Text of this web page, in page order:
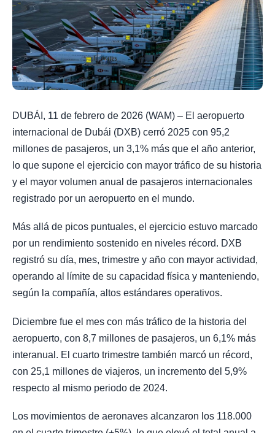
DUBÁI, 11 de febrero de 2026 (WAM) – El aeropuerto
internacional de Dubái (DXB) cerró 2025 con 95,2
millones de pasajeros, un 3,1% más que el año anterior,
lo que supone el ejercicio con mayor tráfico de su historia
y el mayor volumen anual de pasajeros internacionales
registrado por un aeropuerto en el mundo.
Más allá de picos puntuales, el ejercicio estuvo marcado
por un rendimiento sostenido en niveles récord. DXB
registró su día, mes, trimestre y año con mayor actividad,
operando al límite de su capacidad física y manteniendo,
según la compañía, altos estándares operativos.
Diciembre fue el mes con más tráfico de la historia del
aeropuerto, con 8,7 millones de pasajeros, un 6,1% más
interanual. El cuarto trimestre también marcó un récord,
con 25,1 millones de viajeros, un incremento del 5,9%
respecto al mismo periodo de 2024.
Los movimientos de aeronaves alcanzaron los 118.000